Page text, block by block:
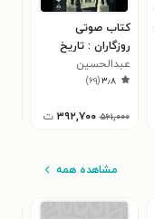
کتاب صوتی
روزگاران : تاریخ
ایران از آغاز تا
سقوط سلطنت
عبدالحسین
زرین‌کوب
۳٫۸(۶۹)
۵۶۱,۰۰۰ ۳۹۲,۷۰۰ ت
مشاهده همه